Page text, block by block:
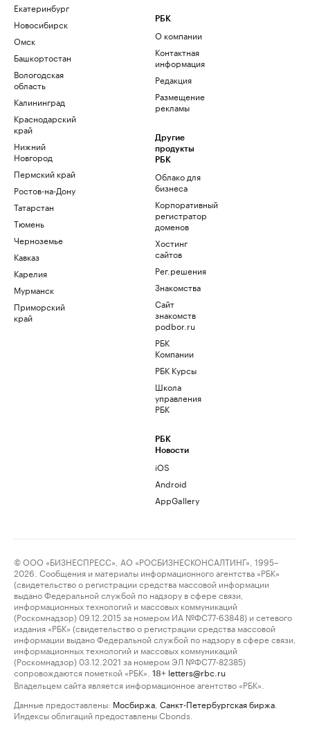
Екатеринбург
Новосибирск
Омск
Башкортостан
Вологодская
область
Калининград
Краснодарский
край
Нижний
Новгород
Пермский край
Ростов-на-Дону
Татарстан
Тюмень
Черноземье
Кавказ
Карелия
Мурманск
Приморский
край
РБК
О компании
Контактная
информация
Редакция
Размещение
рекламы
Другие
продукты
РБК
Облако для
бизнеса
Корпоративный
регистратор
доменов
Хостинг
сайтов
Рег.решения
Знакомства
Сайт
знакомств
podbor.ru
РБК
Компании
РБК Курсы
Школа
управления
РБК
РБК
Новости
iOS
Android
AppGallery
© ООО «БИЗНЕСПРЕСС», АО «РОСБИЗНЕСКОНСАЛТИНГ», 1995–
2026. Сообщения и материалы информационного агентства «РБК»
(свидетельство о регистрации средства массовой информации
выдано Федеральной службой по надзору в сфере связи,
информационных технологий и массовых коммуникаций
(Роскомнадзор) 09.12.2015 за номером ИА №ФС77-63848) и сетевого
издания «РБК» (свидетельство о регистрации средства массовой
информации выдано Федеральной службой по надзору в сфере связи,
информационных технологий и массовых коммуникаций
(Роскомнадзор) 03.12.2021 за номером ЭЛ №ФС77-82385)
сопровождаются пометкой «РБК».
18+ letters@rbc.ru
Владельцем сайта является информационное агентство «РБК».
Данные предоставлены: Мосбиржа Санкт-Петербургская биржа
Индексы облигаций предоставлены Cbonds.